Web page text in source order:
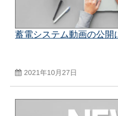
蓄電システム動画の公開
2021年10月27日